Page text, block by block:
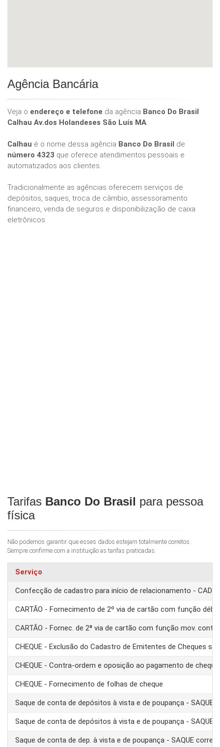
Agência Bancária
Veja o endereço e telefone da agência Banco Do Brasil
Calhau Av.dos Holandeses São Luís MA.
Calhau é o nome dessa agência Banco Do Brasil de
número 4323 que oferece atendimentos pessoais e
automatizados aos clientes.
Tradicionalmente as agências oferecem serviços de
depósitos, saques, troca de câmbio, assessoramento
financeiro, venda de seguros e disponibilização de caixa
eletrônicos.
Tarifas Banco Do Brasil para pessoa
física
Não podemos garantir que esses dados estejam totalmente corretos.
Sempre confirme com a instituição as tarifas praticadas.
Serviço
Confecção de cadastro para início de relacionamento -
CARTÃO - Fornecimento de 2º via de cartão com função
CARTÃO - Fornec. de 2ª via de cartão com função mov. conta
CHEQUE - Exclusão do Cadastro de Emitentes de Cheques
CHEQUE - Contra-ordem e oposição ao pagamento de cheque
CHEQUE - Fornecimento de folhas de cheque
Saque de conta de depósitos à vista e de poupança - SAQUE
Saque de conta de depósitos à vista e de poupança - SAQUE
Saque de conta de dep. à vista e de poupança - SAQUE